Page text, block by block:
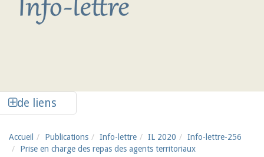
de liens
Accueil Publications Info-lettre IL 2020
Info-lettre-256
Prise en charge des repas des agents territoriaux